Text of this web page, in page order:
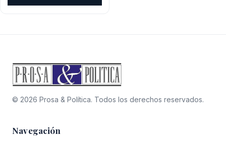
© 2026 Prosa & Política. Todos los derechos reservados.
Navegación